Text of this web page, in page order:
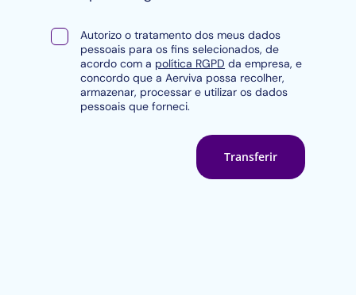
Autorizo o tratamento dos meus dados
pessoais para os fins selecionados, de
acordo com a política RGPD da empresa, e
concordo que a Aerviva possa recolher,
armazenar, processar e utilizar os dados
pessoais que forneci.